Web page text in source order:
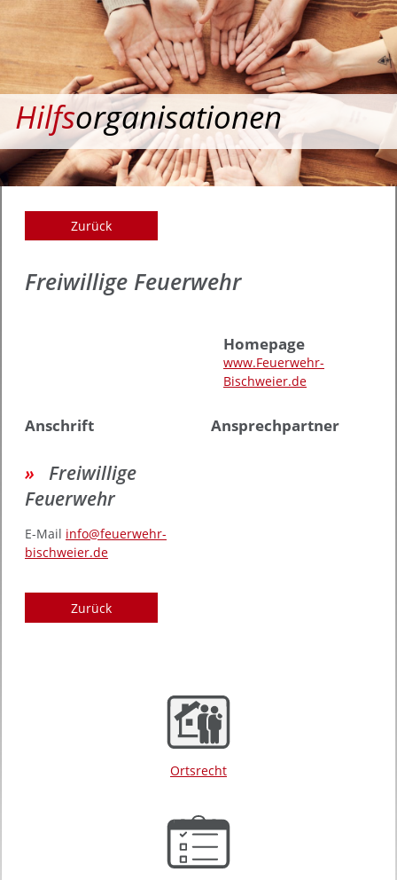
Hilfsorganisationen
Zurück
Freiwillige Feuerwehr
Homepage
www.Feuerwehr-
Bischweier.de
Anschrift
Freiwillige
Feuerwehr
E-Mail info@feuerwehr-
bischweier.de
Ansprechpartner
Zurück
Ortsrecht